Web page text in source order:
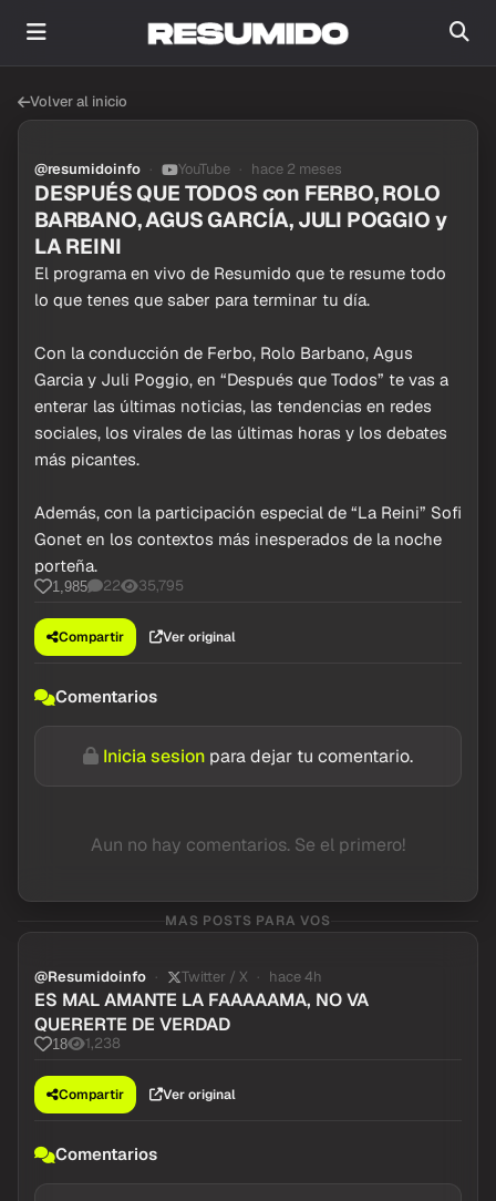
Volver al inicio
@resumidoinfo YouTube hace 2 meses
DESPUÉS QUE TODOS con FERBO, ROLO
BARBANO, AGUS GARCÍA, JULI POGGIO y
LA REINI
El programa en vivo de Resumido que te resume todo
lo que tenes que saber para terminar tu día.
Con la conducción de Ferbo, Rolo Barbano, Agus
Garcia y Juli Poggio, en “Después que Todos” te vas a
enterar las últimas noticias, las tendencias en redes
sociales, los virales de las últimas horas y los debates
más picantes.
Además, con la participación especial de “La Reini” Sofi
Gonet en los contextos más inesperados de la noche
porteña.
1,985 22 35,795
Compartir Ver original
Comentarios
Inicia sesion para dejar tu comentario.
Aun no hay comentarios. Se el primero!
MAS POSTS PARA VOS
@Resumidoinfo Twitter / X hace 4h
ES MAL AMANTE LA FAAAAAMA, NO VA
QUERERTE DE VERDAD
18 1,238
Compartir Ver original
Comentarios